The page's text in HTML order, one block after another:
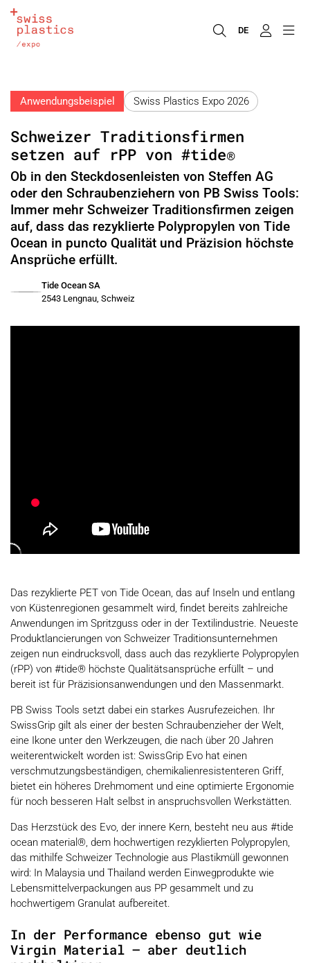
DE
Anwendungsbeispiel Swiss Plastics Expo 2026
Schweizer Traditionsfirmen
setzen auf rPP von #tide®
Ob in den Steckdosenleisten von Steffen AG
oder den Schraubenziehern von PB Swiss Tools:
Immer mehr Schweizer Traditionsfirmen zeigen
auf, dass das rezyklierte Polypropylen von Tide
Ocean in puncto Qualität und Präzision höchste
Ansprüche erfüllt.
Tide Ocean SA
2543 Lengnau, Schweiz
Das rezyklierte PET von Tide Ocean, das auf Inseln und entlang
von Küstenregionen gesammelt wird, findet bereits zahlreiche
Anwendungen im Spritzguss oder in der Textilindustrie. Neueste
Produktlancierungen von Schweizer Traditionsunternehmen
zeigen nun eindrucksvoll, dass auch das rezyklierte Polypropylen
(rPP) von #tide® höchste Qualitätsansprüche erfüllt – und
bereit ist für Präzisionsanwendungen und den Massenmarkt.
PB Swiss Tools setzt dabei ein starkes Ausrufezeichen. Ihr
SwissGrip gilt als einer der besten Schraubenzieher der Welt,
eine Ikone unter den Werkzeugen, die nach über 20 Jahren
weiterentwickelt worden ist: SwissGrip Evo hat einen
verschmutzungsbeständigen, chemikalienresistenteren Griff,
bietet ein höheres Drehmoment und eine optimierte Ergonomie
für noch besseren Halt selbst in anspruchsvollen Werkstätten.
Das Herzstück des Evo, der innere Kern, besteht neu aus #tide
ocean material®, dem hochwertigen rezyklierten Polypropylen,
das mithilfe Schweizer Technologie aus Plastikmüll gewonnen
wird: In Malaysia und Thailand werden Einwegprodukte wie
Lebensmittelverpackungen aus PP gesammelt und zu
hochwertigem Granulat aufbereitet.
In der Performance ebenso gut wie
Virgin Material – aber deutlich